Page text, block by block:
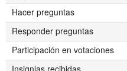
Hacer preguntas
Responder preguntas
Participación en votaciones